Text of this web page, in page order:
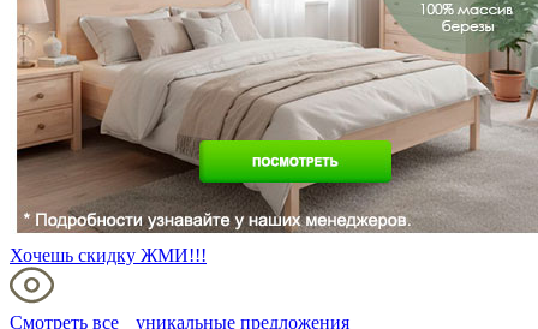
Хочешь скидку ЖМИ!!!
Смотреть все уникальные предложения